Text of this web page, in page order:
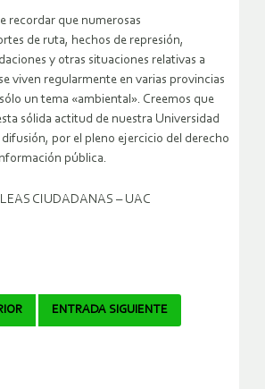
recordar que numerosas
de ruta, hechos de represión,
y otras situaciones relativas a
viven regularmente en varias provincias
un tema «ambiental». Creemos que
sólida actitud de nuestra Universidad
por el pleno ejercicio del derecho
pública.
CIUDADANAS – UAC
ENTRADA SIGUIENTE